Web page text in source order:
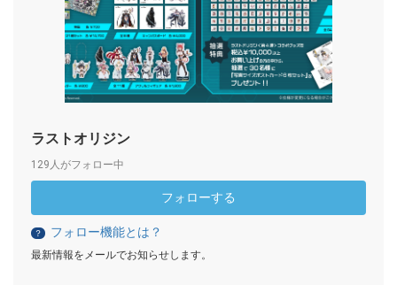
ラストオリジン
129人がフォロー中
フォローする
？ フォロー機能とは？
最新情報をメールでお知らせします。